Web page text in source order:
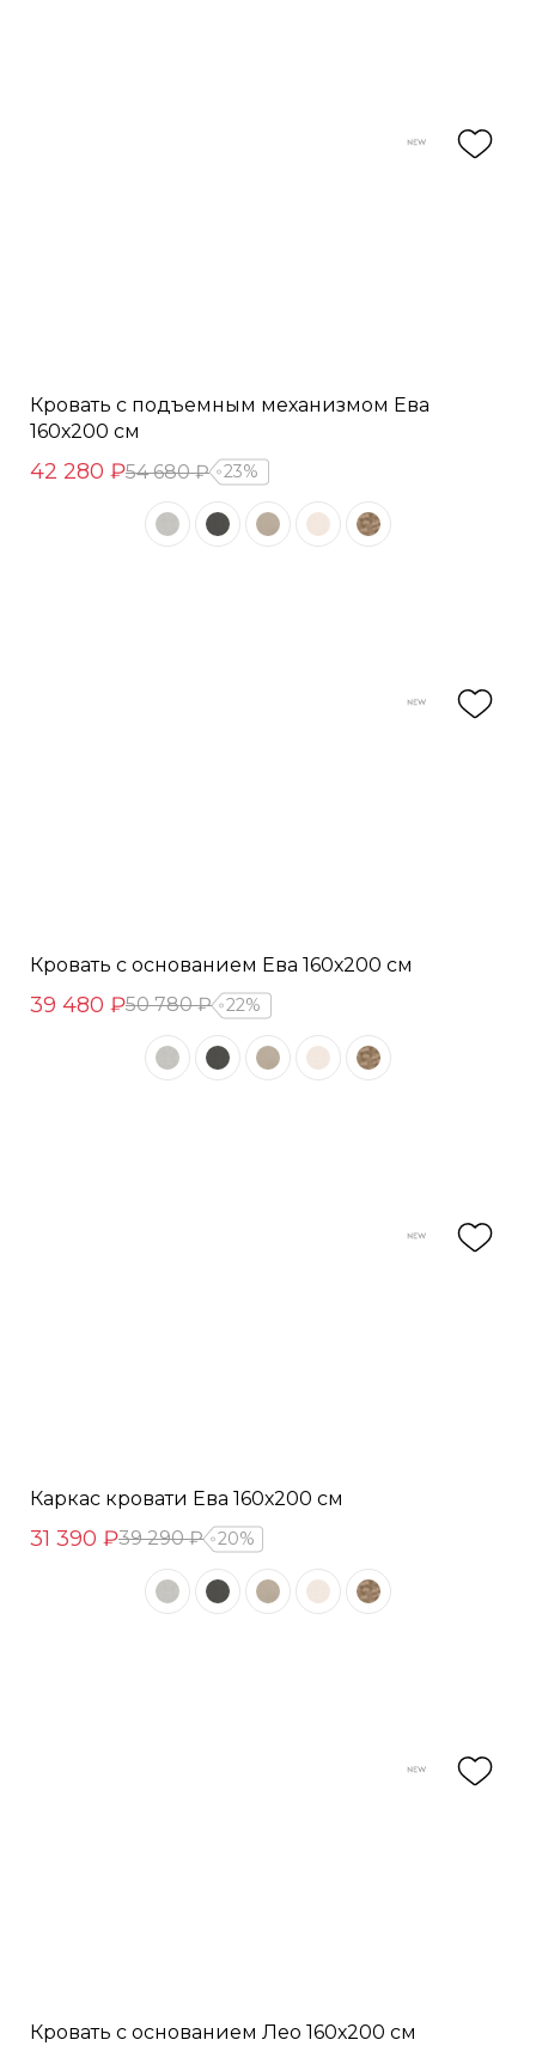
Кровать с подъемным механизмом Ева
160х200 см
42 280 ₽54 680 ₽ 23%
Кровать с основанием Ева 160х200 см
39 480 ₽50 780 ₽ 22%
Каркас кровати Ева 160х200 см
31 390 ₽39 290 ₽ 20%
Кровать с основанием Лео 160х200 см